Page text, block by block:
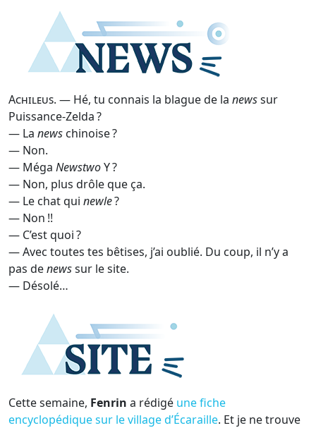
Achileus. — Hé, tu connais la blague de la newssur
Puissance-Zelda ?
— La news chinoise ?
— Non.
— Méga NewstwoY ?
— Non, plus drôle que ça.
— Le chat qui newle?
— Non !!
— C’est quoi ?
— Avec toutes tes bêtises, j’ai oublié. Du coup, il n’y a
pas denewssur le site.
— Désolé…
Cette semaine, Fenrin a rédigé une fiche
encyclopédique sur le village d’Écaraille. Et je ne trouve